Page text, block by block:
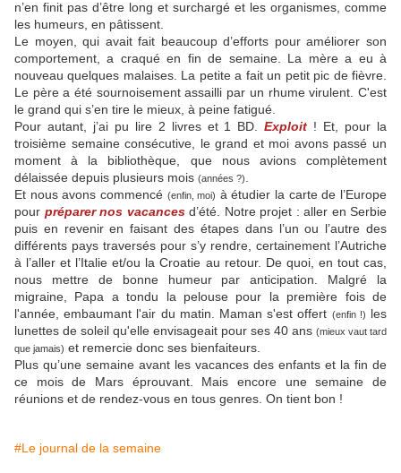
n’en finit pas d’être long et surchargé et les organismes, comme
les humeurs, en pâtissent.
Le moyen, qui avait fait beaucoup d’efforts pour améliorer son
comportement, a craqué en fin de semaine. La mère a eu à
nouveau quelques malaises. La petite a fait un petit pic de fièvre.
Le père a été sournoisement assailli par un rhume virulent. C'est
le grand qui s’en tire le mieux, à peine fatigué.
Pour autant, j’ai pu lire 2 livres et 1 BD.Exploit ! Et, pour la
troisième semaine consécutive, le grand et moi avons passé un
moment à la bibliothèque, que nous avions complètement
délaissée depuis plusieurs mois (années ?)
Et nous avons commencé (enfin, moi) à étudier la carte de l’Europe
pour préparer nos vacancesd’été. Notre projet : aller en Serbie
puis en revenir en faisant des étapes dans l’un ou l’autre des
différents pays traversés pour s’y rendre, certainement l’Autriche
à l’aller et l’Italie et/ou la Croatie au retour. De quoi, en tout cas,
nous mettre de bonne humeur par anticipation. Malgré la
migraine, Papa a tondu la pelouse pour la première fois de
l'année, embaumant l'air du matin. Maman s'est offert (enfin !) les
lunettes de soleil qu'elle envisageait pour ses 40 ans (mieux vaut tard
que jamais) et remercie donc ses bienfaiteurs.
Plus qu’une semaine avant les vacances des enfants et la fin de
ce mois de Mars éprouvant. Mais encore une semaine de
réunions et de rendez-vous en tous genres. On tient bon !
#Le journal de la semaine